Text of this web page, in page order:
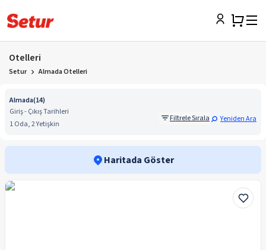
Otelleri
Setur Almada Otelleri
Almada(14)
Giriş - Çıkış Tarihleri
1 Oda, 2 Yetişkin
Filtrele Sırala Yeniden Ara
Haritada Göster